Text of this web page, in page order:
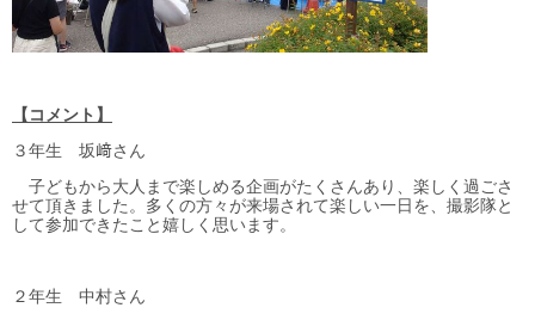
【コメント】
３年生 坂﨑さん
子どもから大人まで楽しめる企画がたくさんあり、楽しく過ごさ
せて頂きました。多くの方々が来場されて楽しい一日を、撮影隊と
して参加できたこと嬉しく思います。
２年生 中村さん